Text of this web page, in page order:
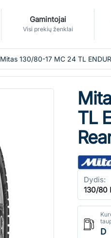
Gamintojai
Visi prekių ženklai
Mitas 130/80-17 MC 24 TL
TL
Dydis:
130/80
D